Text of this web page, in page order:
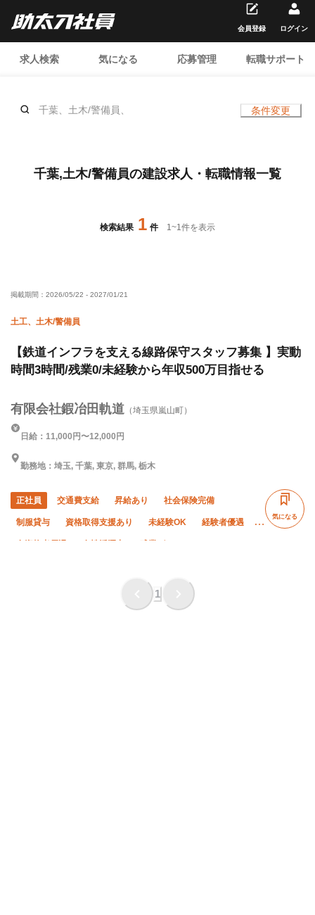
求人検索 気になる 応募管理 転職サポート
会員登録 ログイン
千葉、土木/警備員、 条件変更
千葉,土木/警備員の建設求人・転職情報一覧
検索結果 1 件 1~1件を表示
掲載期間： 2026/05/22 - 2027/01/21
土工、土木/警備員
【鉄道インフラを支える線路保守スタッフ募集 】実動
時間3時間/残業0/未経験から年収500万目指せる
有限会社鍜冶田軌道 （埼玉県嵐山町）
日給：11,000円〜12,000円
勤務地：埼玉, 千葉, 東京, 群馬, 栃木
正社員 交通費支給 昇給あり 社会保険完備
制服貸与 資格取得支援あり 未経験OK 経験者優遇
気になる
1